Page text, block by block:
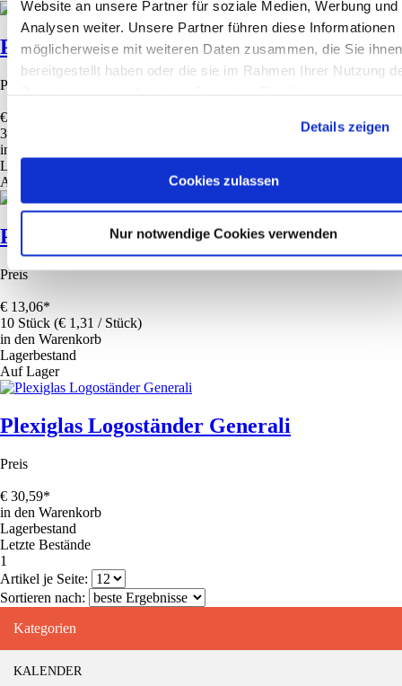
Website an unsere Partner für soziale Medien, Werbung und
Analysen weiter. Unsere Partner führen diese Informationen
möglicherweise mit weiteren Daten zusammen, die Sie ihnen
bereitgestellt haben oder die sie im Rahmen Ihrer Nutzung
Details zeigen
Cookies zulassen
Nur notwendige Cookies verwenden
Polizzenordner mit Registerblättern
Preis
€
3 Stück (€ 6,26 / Stück)
in den Warenkorb
Lagerbestand
Auf Lager
Papiertragetasche
Preis
€ 13,06*
10 Stück (€ 1,31 / Stück)
in den Warenkorb
Lagerbestand
Auf Lager
Plexiglas Logoständer Generali
Preis
€ 30,59*
in den Warenkorb
Lagerbestand
Letzte Bestände
1
Artikel je Seite:
Sortieren nach:
Kategorien
KALENDER